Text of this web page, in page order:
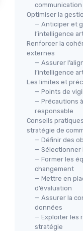
communication
Optimiser la
— Anticiper et
l’intelligence
Renforcer la
externes
— Assurer
l’intelligence
Les limites et
— Points de
— Précautions
responsable
Conseils
stratégie de
— Définir des
— Sélectionner
— Former les
changement
— Mettre en
d’évaluation
— Assurer la
données
— Exploiter les
stratégie